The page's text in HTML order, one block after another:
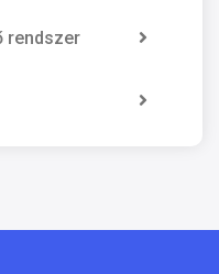
rendszer